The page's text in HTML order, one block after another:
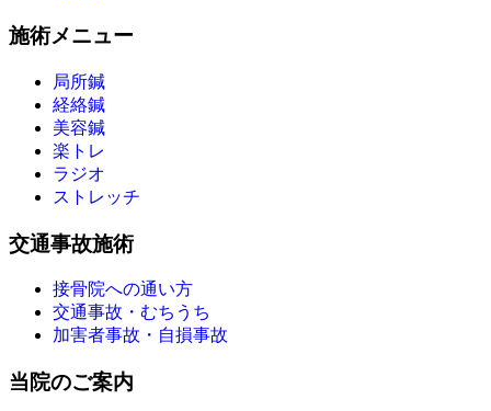
施術メニュー
局所鍼
経絡鍼
美容鍼
楽トレ
ラジオ
ストレッチ
交通事故施術
接骨院への通い方
交通事故・むちうち
加害者事故・自損事故
当院のご案内